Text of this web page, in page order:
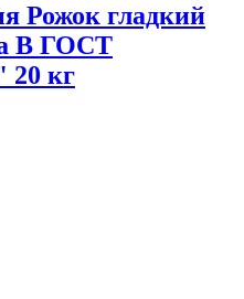
Рожок гладкий
В ГОСТ
20 кг